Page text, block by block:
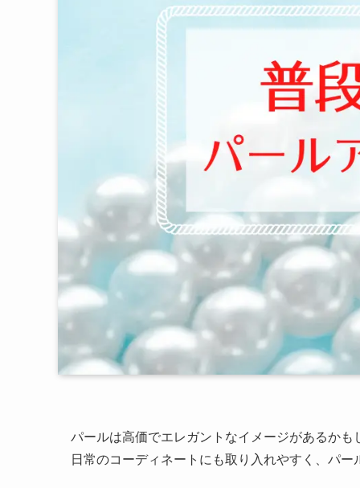
パールは高価でエレガントなイメージがあるか
日常のコーディネートにも取り入れやすく、パ